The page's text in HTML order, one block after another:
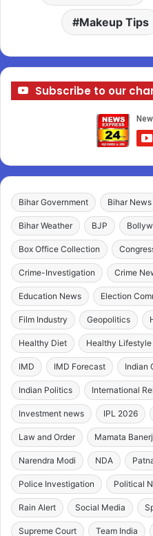
Makeup Tips
Subscribe to our
Bihar Government Bihar News
Bihar Weather BJP
Box Office Collection
Crime-Investigation Crime
Education News Election
Film Industry Geopolitics
Healthy Diet Healthy Lifestyle
IMD IMD Forecast Indian
Indian Politics International
Investment news IPL 2026
Law and Order Mamata
Narendra Modi NDA
Police Investigation Political
Rain Alert Social Media
Supreme Court Team India